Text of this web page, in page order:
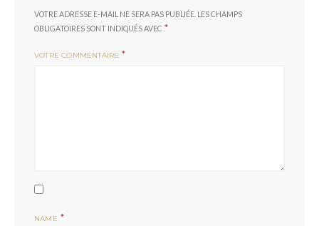
VOTRE ADRESSE E-MAIL NE SERA PAS PUBLIÉE. LES CHAMPS
OBLIGATOIRES SONT INDIQUÉS AVEC *
VOTRE COMMENTAIRE *
NAME *